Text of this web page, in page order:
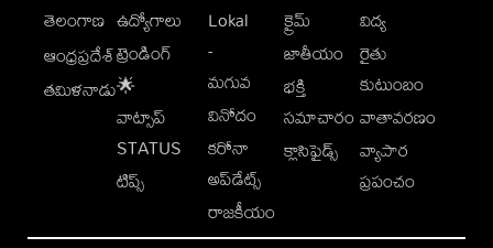
తెలంగాణ
ఆంధ్రప్రదేశ్
తమిళనాడు
ఉద్యోగాలు
ట్రెండింగ్
🌟
వాట్సాప్
STATUS
టిప్స్
Lokal
-
మగువ
వినోదం
కరోనా
అప్‌డేట్స్
రాజకీయం
క్రైమ్
జాతీయం
భక్తి
సమాచారం
క్లాసిఫైడ్స్
విద్య
రైతు
కుటుంబం
వాతావరణం
వ్యాపార
ప్రపంచం